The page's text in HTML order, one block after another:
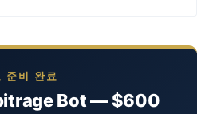
준비 완료
Bot — $600